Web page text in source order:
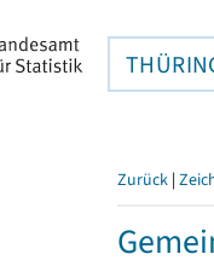
Zurück |